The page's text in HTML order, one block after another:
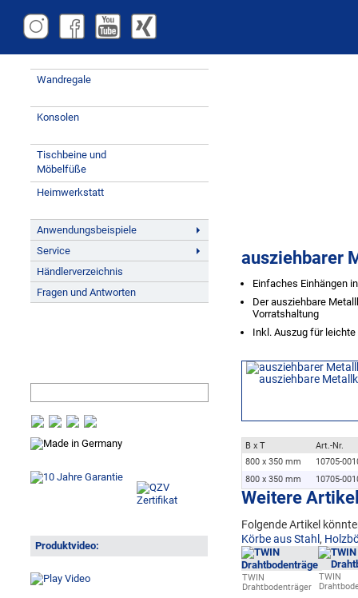
Wandregale
Konsolen
Tischbeine und
Möbelfüße
Heimwerkstatt
Anwendungsbeispiele
Service
Händlerverzeichnis
Fragen und Antworten
Produktvideo:
ausziehbarer
Einfaches Einhängen
Der ausziehbare
Vorratshaltung
Inkl. Auszug für
B x T
Art.-Nr.
800 x 350 mm
10705-
800 x 350 mm
10705-
Weitere
Folgende Artikel
Körbe aus Stahl ,
TWIN
Drahtbodenträger
TWIN